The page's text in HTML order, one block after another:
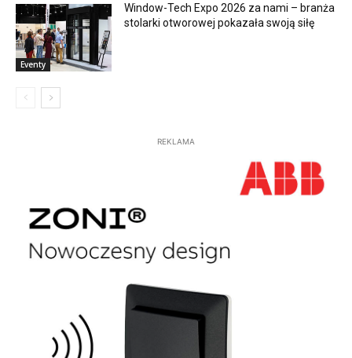
Eventy
Window-Tech Expo 2026 za nami – branża
stolarki otworowej pokazała swoją siłę
REKLAMA